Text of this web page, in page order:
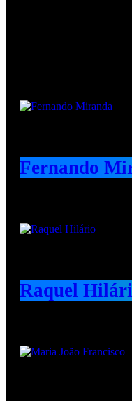
Fernando
Raquel